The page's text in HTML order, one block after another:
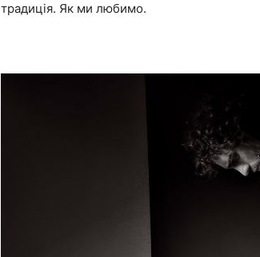
традиція. Як ми любимо.